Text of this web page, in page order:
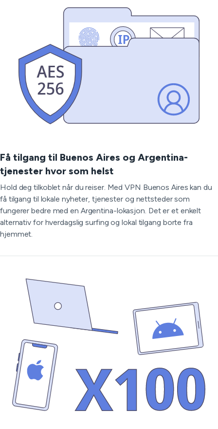
Få tilgang til Buenos Aires og Argentina-
tjenester hvor som helst
Hold deg tilkoblet når du reiser. Med VPN Buenos Aires kan du
få tilgang til lokale nyheter, tjenester og nettsteder som
fungerer bedre med en Argentina-lokasjon. Det er et enkelt
alternativ for hverdagslig surfing og lokal tilgang borte fra
hjemmet.